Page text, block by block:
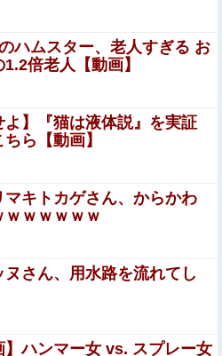
、わずか3,000円をもらうた
てしまう…
バすぎる
オ○ニーしろ！」⇒ 日本の男子
エロすぎる
年お正月福袋召喚を回
サンクス！大体予定通り
ン、ナマ腋が美しすぎる
墜落
ハムスター、老人すぎる お
倍老人【動画】
よ】『猫は液体説』を実証
ら【動画】
マキトカゲさん、からかわ
ｗｗｗｗｗ
ヌさん、用水路を流れてし
】ハンマー女 vs. スプレー女